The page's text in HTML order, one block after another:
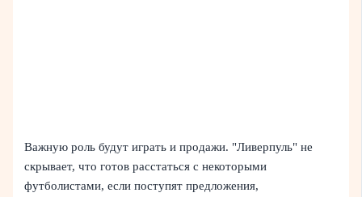
Важную роль будут играть и продажи. "Ливерпуль" не
скрывает, что готов расстаться с некоторыми
футболистами, если поступят предложения,